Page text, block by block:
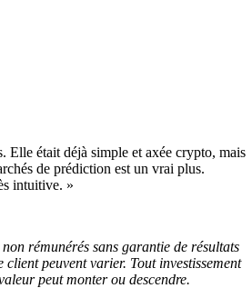
Elle était déjà simple et axée crypto, mais
de prédiction est un vrai plus.
intuitive. »
rémunérés sans garantie de résultats
peuvent varier. Tout investissement
peut monter ou descendre.